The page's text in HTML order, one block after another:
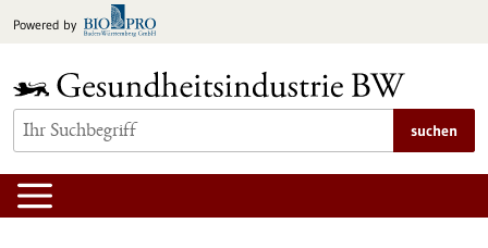
Inhalt
Powered by
suchen